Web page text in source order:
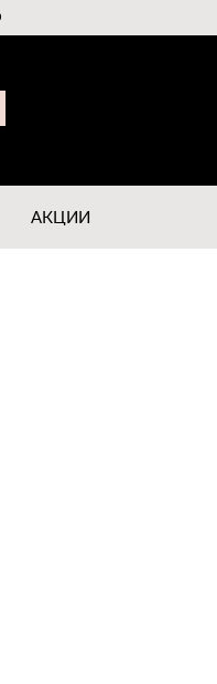
АКЦИИ